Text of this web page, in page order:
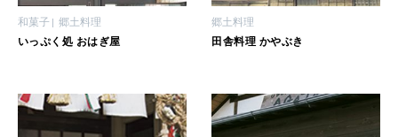
和菓子 郷土料理
いっぷく処 おはぎ屋
郷土料理
田舎料理 かやぶき